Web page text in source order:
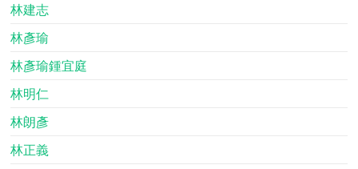
林建志
林彥瑜
林彥瑜鍾宜庭
林明仁
林朗彥
林正義